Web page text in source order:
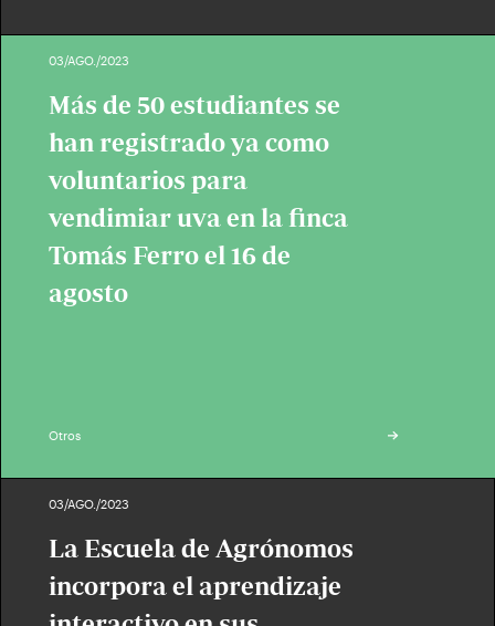
03/AGO./2023
Más de 50 estudiantes se
han registrado ya como
voluntarios para
vendimiar uva en la finca
Tomás Ferro el 16 de
agosto
Otros
03/AGO./2023
La Escuela de Agrónomos
incorpora el aprendizaje